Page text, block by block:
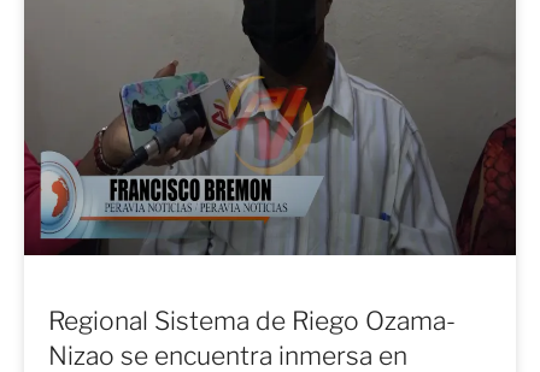
Regional Sistema de Riego Ozama-
Nizao se encuentra inmersa en